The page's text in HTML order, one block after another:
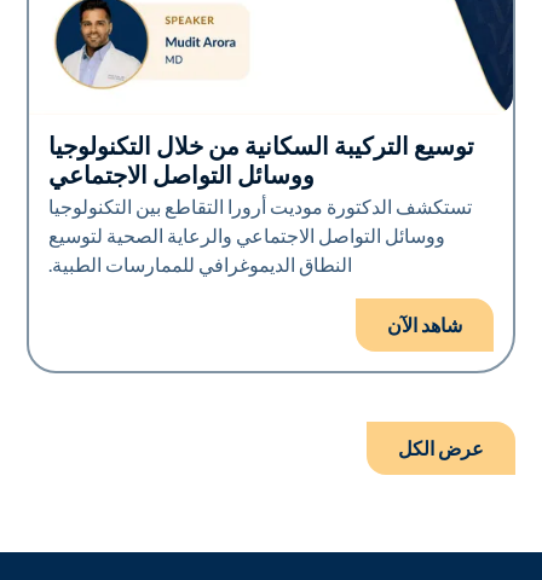
Art of Diversity
توسيع التركيبة السكانية من خلال التكنولوجيا
ووسائل التواصل الاجتماعي
تستكشف الدكتورة موديت أرورا التقاطع بين التكنولوجيا
ووسائل التواصل الاجتماعي والرعاية الصحية لتوسيع
النطاق الديموغرافي للممارسات الطبية.
شاهد الآن
عرض الكل